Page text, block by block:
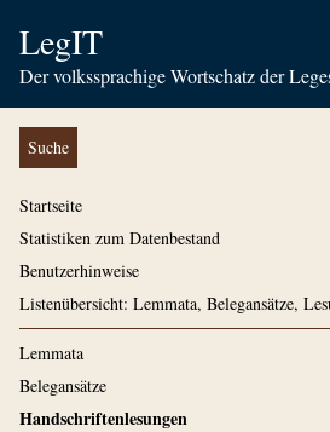
LegIT
Der volkssprachige Wortschatz der
Suche
Startseite
Statistiken zum Datenbestand
Benutzerhinweise
Listenübersicht: Lemmata, Belegansätze,
Lemmata
Belegansätze
Handschriftenlesungen